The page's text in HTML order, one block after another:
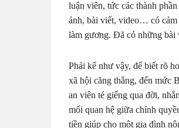
luận viên, tức các thành
ảnh, bài viết, video… có
làm gương. Đã có những bài
Phải kể như vậy, để biết rõ
xã hội căng thẳng, đến mức
an viên té giếng qua đời,
mối quan hệ giữa chính
tiền giúp cho một gia đình